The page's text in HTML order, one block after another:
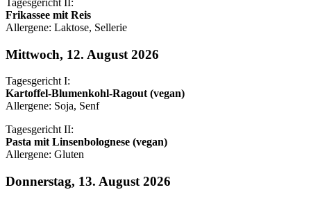
Frikassee mit Reis
Allergene: Laktose, Sellerie
Mittwoch, 12. August 2026
Tagesgericht I:
Kartoffel-Blumenkohl-Ragout (vegan)
Allergene: Soja, Senf
Tagesgericht II:
Pasta mit Linsenbolognese (vegan)
Allergene: Gluten
Donnerstag, 13. August 2026